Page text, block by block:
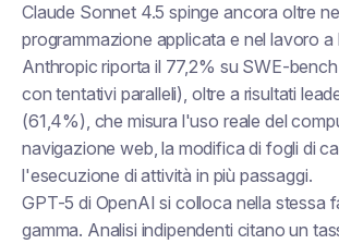
Claude Sonnet 4.5 spinge ancora oltre
programmazione applicata e nel lavoro a
Anthropic riporta il 77,2% su SWE-
con tentativi paralleli), oltre a risultati
(61,4%), che misura l'uso reale del
navigazione web, la modifica di fogli di
l'esecuzione di attività in più passaggi.
GPT-5 di OpenAI si colloca nella stessa
gamma. Analisi indipendenti citano un